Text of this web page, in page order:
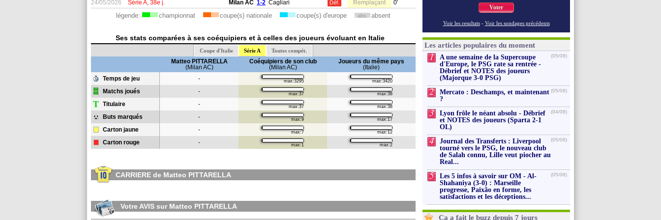
24/05/2026
Série A, 38e j. Milan AC 1-2 Cagliari Déf. Remplaçant 0'
légende: championnat coupe(s) nationale coupe(s) d'europe abs. absent
Ses stats comparées à ses coéquipiers et à celles des joueurs évoluant en Italie
Coupe d'Italie Série A Toutes compét.
Matteo PITTARELLA
(Milan AC)
Coéquipiers de son club
(Milan AC)
Joueurs du même pays
(Italie)
Temps de jeu
- max:3295 max:3420
Matchs joués - max:37 max:38
T Titulaire - max:37 max:38
Buts marqués - max:9 max:17
Carton jaune - max:7 max:12
Carton rouge - max:1 max:2
CARRIERE de Matteo PITTARELLA
Votre AVIS sur Matteo PITTARELLA
Voter
Voir les resultats - Voir les sondages précédents
Les articles populaires du moment
1
A une semaine de la Supercoupe
d'Europe, le PSG rate sa rentrée -
Débrief et NOTES des joueurs
(Majorque 3-0 PSG)
(05/08)
2
Mercato : Deschamps, et maintenant
?
(05/08)
3
Lyon frôle le néant absolu - Débrief
et NOTES des joueurs (Sparta 2-1
OL)
(04/08)
4
Journal des Transferts : Liverpool
tourné vers le PSG, le nouveau club
de Salah connu, Lille veut piocher au
Real...
(05/08)
5
Les 5 infos à savoir sur OM - Al-
Shahaniya (3-0) : Marseille
progresse, Paixão en forme, les
satisfactions et les déceptions...
(05/08)
Ça a fait le buzz depuis 7 jours